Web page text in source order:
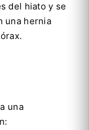
del hiato y se
una hernia
una